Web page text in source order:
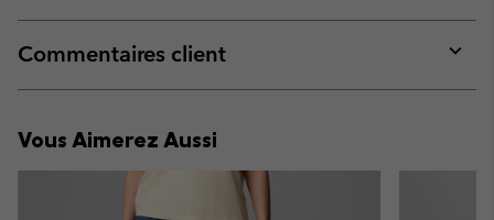
or
Commentaires client
or
Vous Aimerez Aussi